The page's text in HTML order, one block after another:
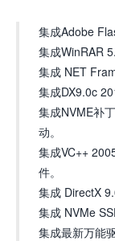
集成Adobe
集成WinRAR
集成 NET
集成DX9.0c
集成NVME补
动。
集成VC++
件。
集成 DirectX
集成 NVMe
集成最新万能